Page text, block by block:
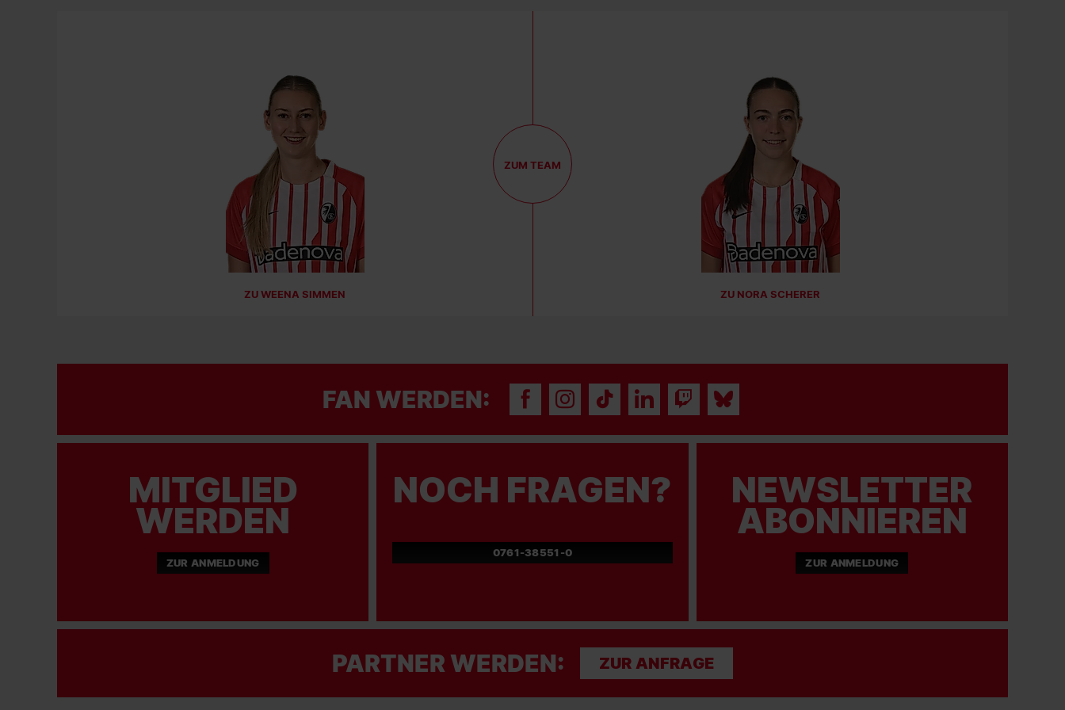
Den großen Jahresrückblick der
findet ihr auf scfreiburg.com und auf YouTube.
#scf #scfreiburg
07.06.2026
SC FREIBURG FRAUEN
Heute feiert unser Athletiktrainer Tobias Galli
06.06.2026
05.06.2026
Heute hat unsere Bereichsleiterin Birgit Bauer-
ZU WEENA SIMMEN ZU NORA SCHERER
ZUM TEAM
FAN WERDEN:
MITGLIED
WERDEN
ZUR ANMELDUNG
NOCH FRAGEN?
0761-38551-0
NEWSLETTER
ABONNIEREN
ZUR ANMELDUNG
PARTNER WERDEN: ZUR ANFRAGE